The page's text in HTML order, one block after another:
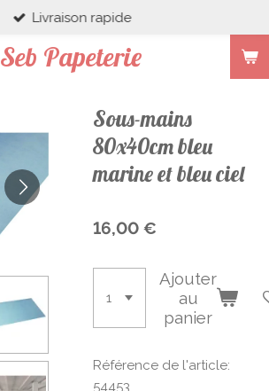
Seb Papeterie
Livraison rapide
Sous-mains
80x40cm bleu
marine et bleu ciel
16,00 €
Ajouter
au
panier
Référence de l'article:
54453